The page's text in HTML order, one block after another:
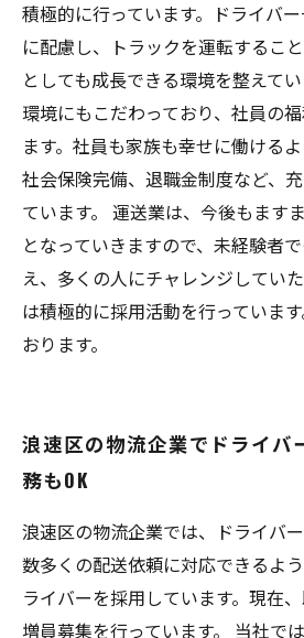
積極的に行っています。ドライバ
に配慮し、トラックを運転するこ
としても成長できる環境を整えて
環境にもこだわっており、社員の
ます。社員も家族も幸せに働ける
社会保険完備、退職金制度など、
ています。 運送業は、今後もます
となっていきますので、未経験者
え、多くの人にチャレンジしてい
は積極的に採用活動を行っていま
おります。
浪速区の物流企業でドライバ
務もOK
浪速区の物流企業では、ドライバー
数多くの配送依頼に対応できるよ
ライバーを採用しています。現在
増員募集を行っています。 当社で